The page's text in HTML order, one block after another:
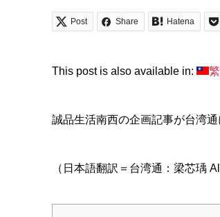
Post Share Hatena
This post is also available in:
誠品生活南西の企画記事が台湾
（日本語翻訳＝台湾通：梁芯瑀